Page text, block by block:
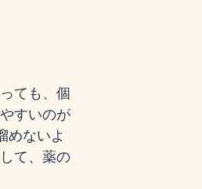
ても、個
すいのが
めないよ
て、薬の